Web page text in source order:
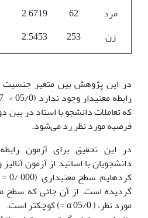
مرد
62
2.6719
زن 253
2.5453
در این پژوهش بین متغیر جنسیت
که تعاملات دانشجو با استاد در
فرضیه مورد نظر رد می‌شود.
در این تحقیق برای آزمون
گردیده است. از آن جائی که سطح
مورد نظر، ( 05/0 α =) کوچکتر است.